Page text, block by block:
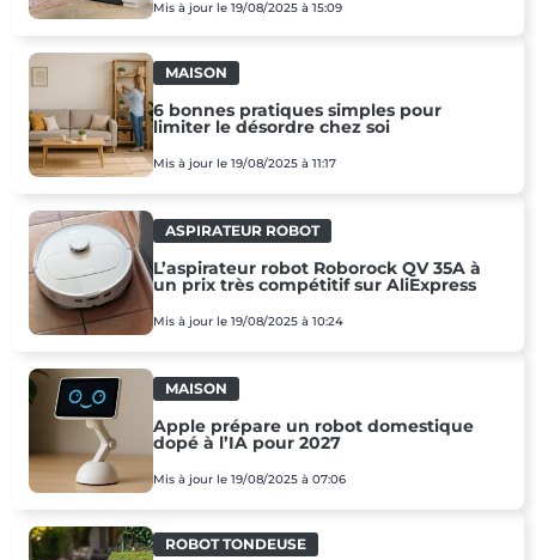
Mis à jour le 19/08/2025 à 15:09
MAISON
6 bonnes pratiques simples pour
limiter le désordre chez soi
Mis à jour le 19/08/2025 à 11:17
ASPIRATEUR ROBOT
L’aspirateur robot Roborock QV 35A à
un prix très compétitif sur AliExpress
Mis à jour le 19/08/2025 à 10:24
MAISON
Apple prépare un robot domestique
dopé à l’IA pour 2027
Mis à jour le 19/08/2025 à 07:06
ROBOT TONDEUSE